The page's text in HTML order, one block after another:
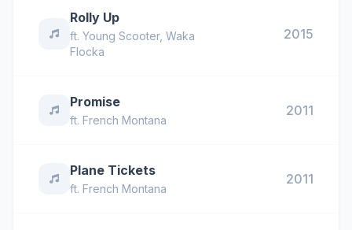
Rolly Up
ft. Young Scooter, Waka
Flocka
2015
Promise
ft. French Montana
2011
Plane Tickets
ft. French Montana
2011